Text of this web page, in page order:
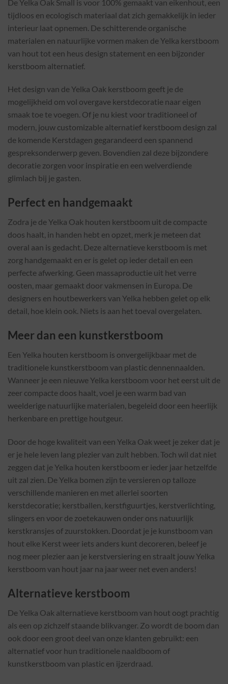
De Yelka Oak Small is voor 100% gemaakt van eikenhout, een
tijdloos en ecologisch materiaal dat zich gemakkelijk in ieder
interieur laat opnemen. De schitterende organische
materialen en natuurlijke vormen maken de Yelka kerstboom
van hout tot een heus design statement en een bijzonder
kerstboom alternatief.
Het design van de Yelka Oak kerstboom geeft je de
mogelijkheid om vol overgave kerstdecoratie naar eigen
smaak toe te voegen. Of je nu kiest voor traditioneel of
modern, jouw customizable alternatief kerstboom design zal
de komende Kerstdagen gegarandeerd een spannend
gespreksonderwerp geven. Bovendien zal deze bijzondere
decoratie zorgen voor inspiratie en een welverdiende
glimlach bij je gasten.
Perfect en handgemaakt
Zodra je de Yelka Oak houten kerstboom uit de compacte
doos haalt, in handen hebt en opzet, merk je meteen dat
overal aan is gedacht. Deze alternatieve kerstboom is met
zorg handgemaakt en er is gelet op ieder detail en een
perfecte afwerking. Geen massaproductie uit het verre
oosten, maar gemaakt door vakmensen in Europa. De
designers en houtbewerkers van Yelka hebben gelet op elk
detail, hoe klein ook. Niets is aan het toeval overgelaten.
Meer dan een kunstkerstboom
Een Yelka houten kerstboom is onvergelijkbaar met de
traditionele kunstkerstboom van plastic dennennaalden.
Wanneer je een nieuwe Yelka kerstboom voor het eerst uit de
zeer compacte doos haalt, voel je een warm bad van
weelderige natuurlijke materialen, begeleid door een heerlijk
herkenbare en prettige houtgeur.
Door de hoge kwaliteit van een Yelka Oak weet je zeker dat je
er je hele leven lang plezier van zult hebben. Toch wil dat niet
zeggen dat je Yelka houten kerstboom er ieder jaar hetzelfde
uit zal zien. De Yelka bomen zijn te versieren op talloze
verschillende manieren en met allerlei soorten
kerstdecoratie; kerstballen, kerstfiguurtjes, kerstverlichting,
slingers en voor de zoetekauwen onder ons natuurlijk
kerstkransjes of zuurstokken. Doordat je je kunstboom van
hout elke Kerst weer iets anders kunt decoreren, beleef je
nog meer plezier aan je kerstversiering en straalt jouw Yelka
kerstboom van hout jaar na jaar weer net even anders!
Alternatieve kerstboom
De Yelka Oak alternatieve kerstboom van hout oogt prachtig
als een op zichzelf staande blikvanger. Zo wordt de boom dan
ook door een groot deel van onze klanten gebruikt: een
alternatief voor hun traditionele naaldboom of
kunstkerstboom van plastic en ijzerdraad.